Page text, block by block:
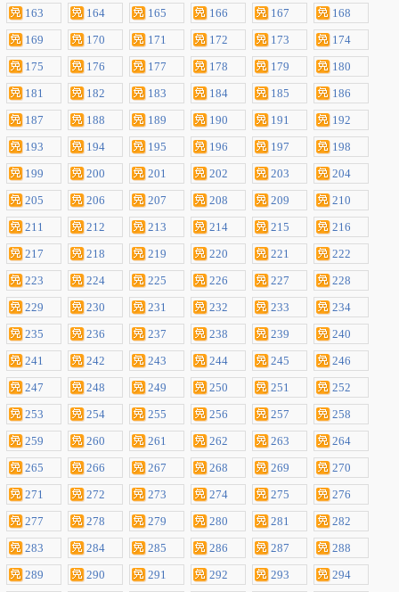
163
164 165 166 167
168
169
170 171 172 173
174
175
176 177 178 179
180
181
182 183 184 185
186
187
188 189 190 191
192
193
194 195 196 197
198
199
200 201 202 203
204
205
206 207 208 209
210
211
212 213 214 215
216
217
218 219 220 221
222
223
224 225 226 227
228
229
230 231 232 233
234
235
236 237 238 239
240
241
242 243 244 245
246
247
248 249 250 251
252
253
254 255 256 257
258
259
260 261 262 263
264
265
266 267 268 269
270
271
272 273 274 275
276
277
278 279 280 281
282
283
284 285 286 287
288
289
290 291 292 293
294